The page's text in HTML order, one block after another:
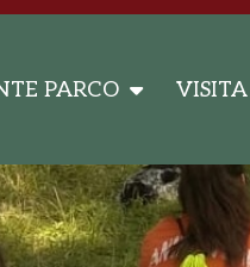
PARCO